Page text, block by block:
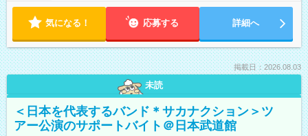
気になる！ 応募する 詳細へ
掲載日：2026.08.03
未読
＜日本を代表するバンド＊サカナクション＞ツ
アー公演のサポートバイト＠日本武道館